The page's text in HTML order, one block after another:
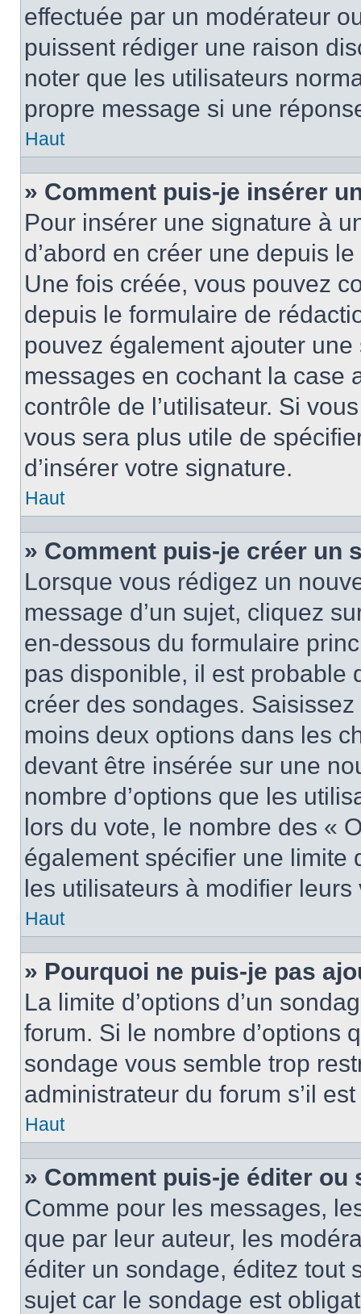
effectuée par un modérateur
puissent rédiger une raison
noter que les utilisateurs
propre message si une
Haut
» Comment puis-je insérer
Pour insérer une signature à
d’abord en créer une depuis
Une fois créée, vous pouvez
depuis le formulaire de
pouvez également ajouter
messages en cochant la case
contrôle de l’utilisateur. Si
vous sera plus utile de
d’insérer votre signature.
Haut
» Comment puis-je créer un
Lorsque vous rédigez un
message d’un sujet, cliquez
en-dessous du formulaire
pas disponible, il est probable
créer des sondages.
moins deux options dans les
devant être insérée sur une
nombre d’options que les
lors du vote, le nombre des «
également spécifier une limite
les utilisateurs à modifier leurs
Haut
» Pourquoi ne puis-je pas
La limite d’options d’un
forum. Si le nombre d’options
sondage vous semble trop
administrateur du forum s’il
Haut
» Comment puis-je éditer ou
Comme pour les messages,
que par leur auteur, les
éditer un sondage, éditez tout
sujet car le sondage est